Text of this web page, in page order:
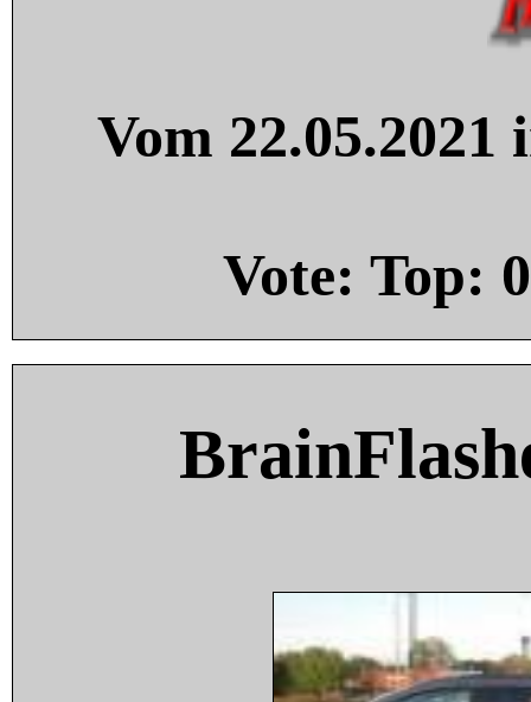
Vom
Vote: Top: 0